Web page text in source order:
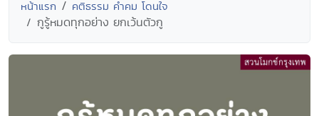
หน้าแรก คติธรรม คำคม โดนใจ
กูรู้หมดทุกอย่าง ยกเว้นตัวกู